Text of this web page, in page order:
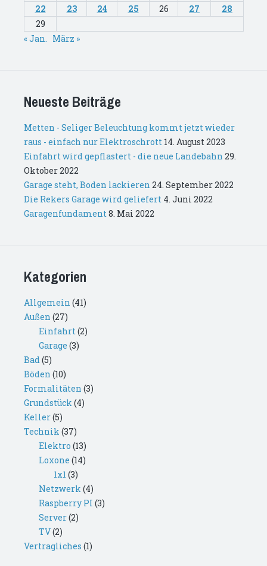
22
23 24 25 26 27
28
29
« Jan. März »
Neueste Beiträge
Metten - Seliger Beleuchtung kommt jetzt wieder
raus - einfach nur Elektroschrott 14. August 2023
Einfahrt wird gepflastert - die neue Landebahn 29.
Oktober 2022
Garage steht, Boden lackieren 24. September 2022
Die Rekers Garage wird geliefert 4. Juni 2022
Garagenfundament8. Mai 2022
Kategorien
Allgemein (41)
Außen (27)
Einfahrt(2)
Garage (3)
Bad(5)
Böden (10)
Formalitäten (3)
Grundstück (4)
Keller(5)
Technik (37)
Elektro (13)
Loxone (14)
1x1 (3)
Netzwerk (4)
Raspberry PI (3)
Server(2)
TV(2)
Vertragliches (1)